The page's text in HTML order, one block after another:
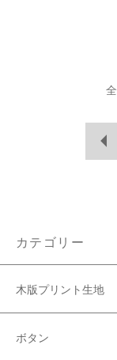
全
カテゴリー
木版プリント生地
ボタン